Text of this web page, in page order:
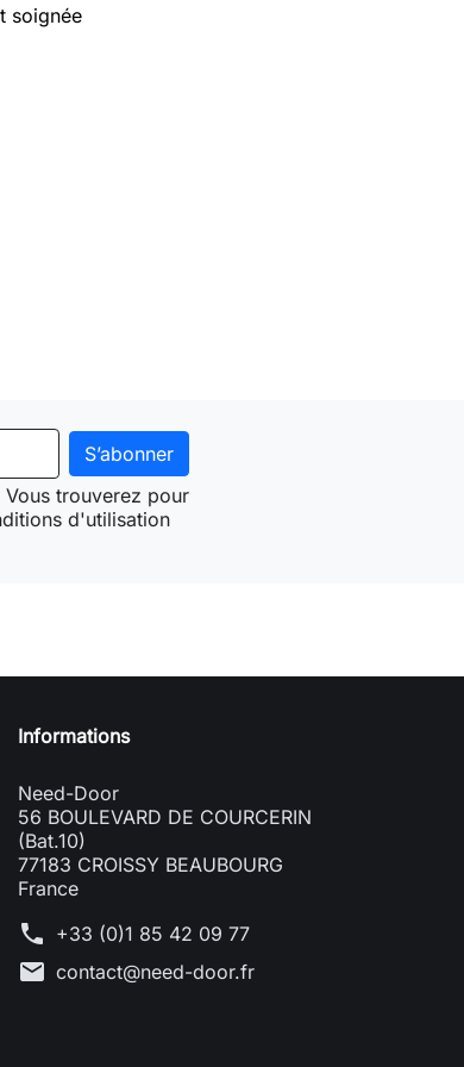
soignée
trouverez pour
d'utilisation
Informations
Need-Door
56 BOULEVARD DE COURCERIN
(Bat.10)
77183 CROISSY BEAUBOURG
France
phone +33 (0)1 85 42 09 77
mail contact@need-door.fr